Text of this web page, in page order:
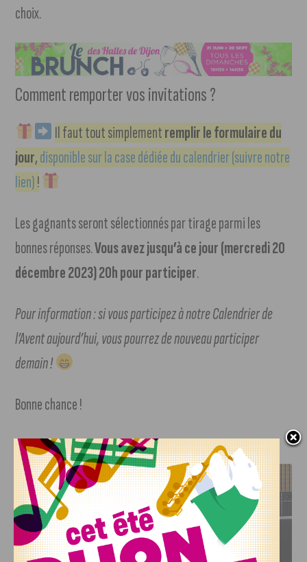
choix.
Comment remporter vos invitations ?
Il faut tout simplementremplir le formulaire du
jour,disponible sur la case dédiée du calendrier (suivre notre
lien)!
Les gagnants seront sélectionnés par tirage parmi les
bonnes réponses.Vous avez jusqu’à ce jour (mercredi 20
décembre 2023) 20h pour participer.
Pour information : si vous participez à notre Calendrier de
l’Avent aujourd’hui, vous pourrez de nouveau participer
demain !
Bonne chance !
J'AIME LE DFCO